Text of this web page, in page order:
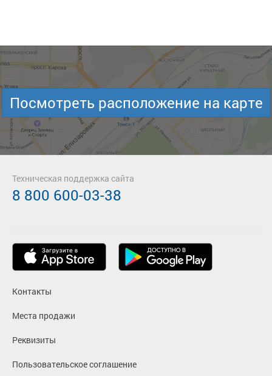
Посмотреть расположение на карте
Контакты
Места продажи
Реквизиты
Пользовательское соглашение
Техническая поддержка сайта
8 800 600-03-38